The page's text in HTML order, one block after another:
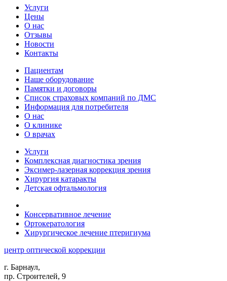
Услуги
Цены
О нас
Отзывы
Новости
Контакты
Пациентам
Наше оборудование
Памятки и договоры
Список страховых компаний по ДМС
Информация для потребителя
О нас
О клинике
О врачах
Услуги
Комплексная диагностика зрения
Эксимер-лазерная коррекция зрения
Хирургия катаракты
Детская офтальмология
Консервативное лечение
Ортокератология
Хирургическое лечение птеригиума
центр оптической коррекции
г. Барнаул,
пр. Строителей, 9